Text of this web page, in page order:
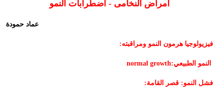
أمراض النخامى - اضطرابات النمو
عماد حمودة
فيزيولوجيا هرمون النمو ومراقبته:
النمو الطبيعي:normal growth
فشل النمو: قصر القامة: